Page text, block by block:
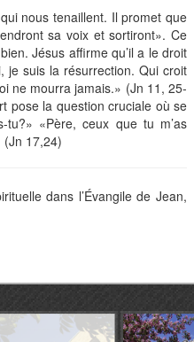
nous tenaillent. Il promet que
sa voix et sortiront». Ce
Jésus affirme qu’il a le droit
je suis la résurrection. Qui croit
ne mourra jamais.» (Jn 11, 25-
pose la question cruciale où se
«Père, ceux que tu m’as
(Jn 17,24)
dans l’Évangile de Jean,